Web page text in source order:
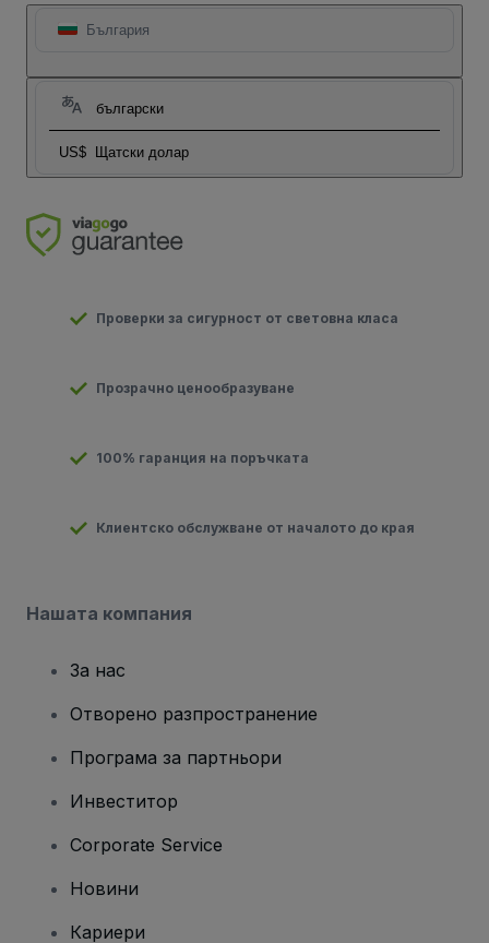
България
български
US$ Щатски долар
Проверки за сигурност от световна класа
Прозрачно ценообразуване
100% гаранция на поръчката
Клиентско обслужване от началото до края
Нашата компания
За нас
Отворено разпространение
Програма за партньори
Инвеститор
Corporate Service
Новини
Кариери